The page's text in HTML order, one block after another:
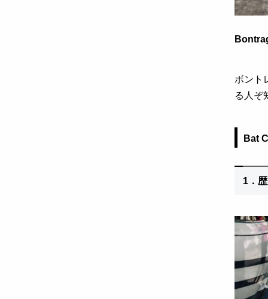
ボント
る人ぞ
Bat
1．